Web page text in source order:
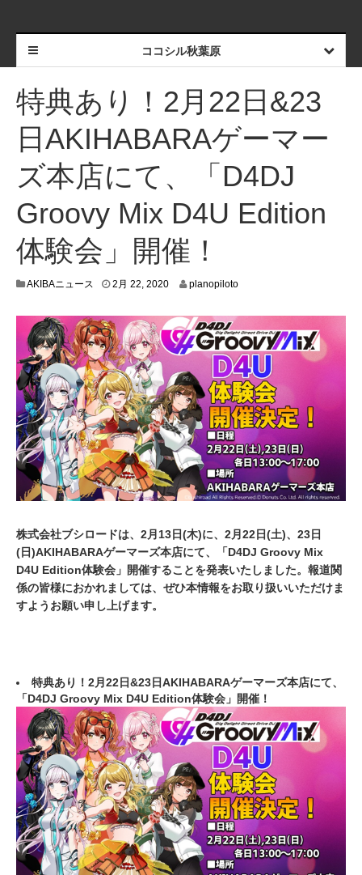
ココシル秋葉原
特典あり！2月22日&23
日AKIHABARAゲーマー
ズ本店にて、「D4DJ
Groovy Mix D4U Edition
体験会」開催！
AKIBAニュース 2月 22, 20202
4
,
2
2
0
planopiloto
株式会社ブシロードは、2月13日(木)に、2月22日(土)、23日
(日)AKIHABARAゲーマーズ本店にて、「D4DJ Groovy Mix
D4U Edition体験会」開催することを発表いたしました。報道関
係の皆様におかれましては、ぜひ本情報をお取り扱いいただけま
すようお願い申し上げます。
特典あり！2月22日&23日AKIHABARAゲーマーズ本店にて、
「D4DJ Groovy Mix D4U Edition体験会」開催！